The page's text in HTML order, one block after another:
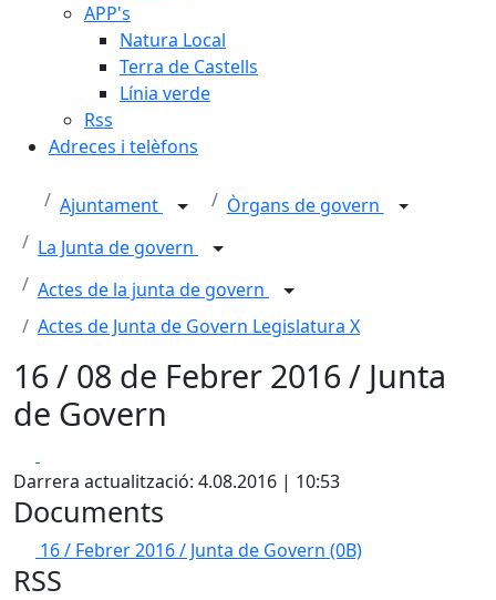
APP's
Natura Local
Terra de Castells
Línia verde
Rss
Adreces i telèfons
Ajuntament
Òrgans de govern
La Junta de govern
Actes de la junta de govern
Actes de Junta de Govern Legislatura X
16 / 08 de Febrer 2016 / Junta
de Govern
Darrera actualització: 4.08.2016 | 10:53
Documents
16 / Febrer 2016 / Junta de Govern (0B)
RSS